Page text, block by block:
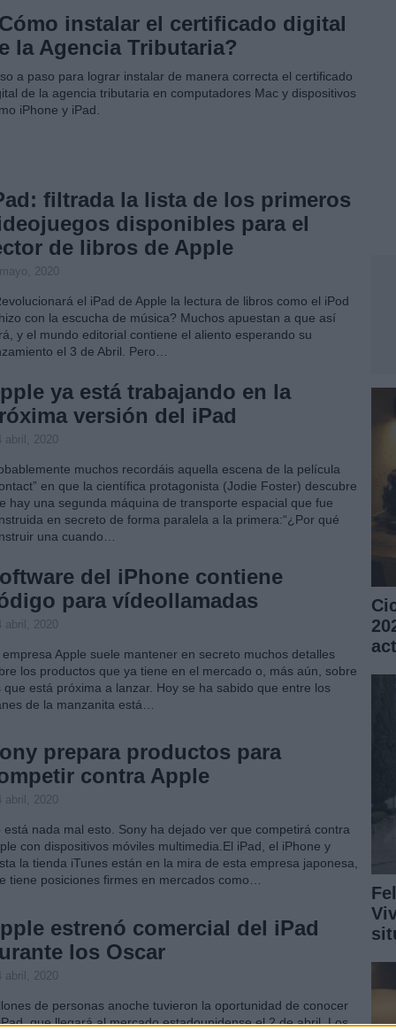
instalar el certificado digital
la Agencia Tributaria?
a paso para lograr instalar de manera correcta el certificado
de la agencia tributaria en computadores Mac y dispositivos
iPhone y iPad.
filtrada la lista de los primeros
disponibles para el
de libros de Apple
2020
el iPad de Apple la lectura de libros como el iPod
con la escucha de música? Muchos apuestan a que así
y el mundo editorial contiene el aliento esperando su
el 3 de Abril. Pero…
ya está trabajando en la
versión del iPad
abril, 2020
muchos recordáis aquella escena de la película
en que la científica protagonista (Jodie Foster) descubre
hay una segunda máquina de transporte espacial que fue
en secreto de forma paralela a la primera:“¿Por qué
una cuando…
del iPhone contiene
para vídeollamadas
abril, 2020
empresa Apple suele mantener en secreto muchos detalles
los productos que ya tiene en el mercado o, más aún, sobre
que está próxima a lanzar. Hoy se ha sabido que entre los
de la manzanita está…
prepara productos para
contra Apple
abril, 2020
está nada mal esto. Sony ha dejado ver que competirá contra
con dispositivos móviles multimedia.El iPad, el iPhone y
la tienda iTunes están en la mira de esta empresa japonesa,
tiene posiciones firmes en mercados como…
estrenó comercial del iPad
los Oscar
abril, 2020
de personas anoche tuvieron la oportunidad de conocer
que llegará al mercado estadounidense el 2 de abril. Los